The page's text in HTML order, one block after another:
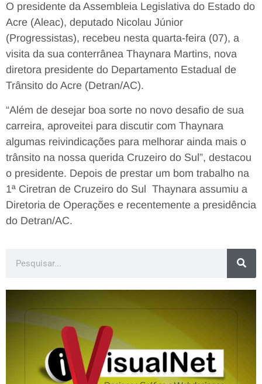
O presidente da Assembleia Legislativa do Estado do
Acre (Aleac), deputado Nicolau Júnior
(Progressistas), recebeu nesta quarta-feira (07), a
visita da sua conterrânea Thaynara Martins, nova
diretora presidente do Departamento Estadual de
Trânsito do Acre (Detran/AC).
“Além de desejar boa sorte no novo desafio de sua
carreira, aproveitei para discutir com Thaynara
algumas reivindicações para melhorar ainda mais o
trânsito na nossa querida Cruzeiro do Sul”, destacou
o presidente. Depois de prestar um bom trabalho na
1ª Ciretran de Cruzeiro do Sul Thaynara assumiu a
Diretoria de Operações e recentemente a presidência
do Detran/AC.